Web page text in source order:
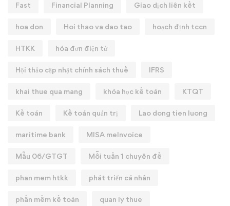
Fast Financial Planning Giao dịch liên kết
hoa don Hoi thao va dao tao hoạch định tccn
HTKK hóa đơn điện tử
Hội thảo cập nhật chính sách thuế IFRS
khai thue qua mang khóa học kế toán KTQT
Kế toán Kế toán quản trị Lao dong tien luong
maritime bank MISA meInvoice
Mẫu 06/GTGT Mỗi tuần 1 chuyên đề
phan mem htkk phát triển cá nhân
phần mềm kế toán quan ly thue